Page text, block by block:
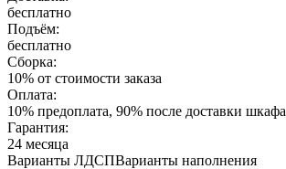
бесплатно
Подъём:
бесплатно
Сборка:
10% от стоимости заказа
Оплата:
10% предоплата, 90% после доставки шкафа
Гарантия:
24 месяца
Варианты ЛДСПВарианты наполнения